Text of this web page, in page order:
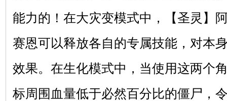
能力的！在大灾变模式中，【圣灵】
赛恩可以释放各自的专属技能，对本
效果。在生化模式中，当使用这两个
标周围血量低于必然百分比的僵尸，